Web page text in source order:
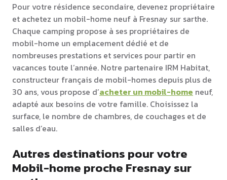
Pour votre résidence secondaire, devenez propriétaire
et achetez un mobil-home neuf à Fresnay sur sarthe.
Chaque camping propose à ses propriétaires de
mobil-home un emplacement dédié et de
nombreuses prestations et services pour partir en
vacances toute l’année. Notre partenaire IRM Habitat,
constructeur français de mobil-homes depuis plus de
30 ans, vous propose d’acheter un mobil-home neuf,
adapté aux besoins de votre famille. Choisissez la
surface, le nombre de chambres, de couchages et de
salles d’eau.
Autres destinations pour votre
Mobil-home proche Fresnay sur